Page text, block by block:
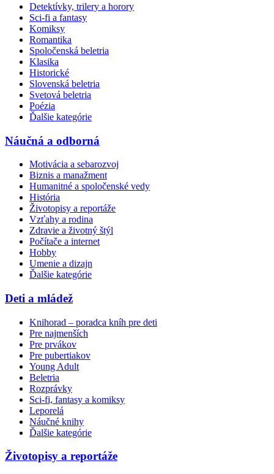
Detektívky, trilery a horory
Sci-fi a fantasy
Komiksy
Romantika
Spoločenská beletria
Klasika
Historické
Slovenská beletria
Svetová beletria
Poézia
Ďalšie kategórie
Náučná a odborná
Motivácia a sebarozvoj
Biznis a manažment
Humanitné a spoločenské vedy
História
Životopisy a reportáže
Vzťahy a rodina
Zdravie a životný štýl
Počítače a internet
Hobby
Umenie a dizajn
Ďalšie kategórie
Deti a mládež
Knihorad – poradca kníh pre deti
Pre najmenších
Pre prvákov
Pre pubertiakov
Young Adult
Beletria
Rozprávky
Sci-fi, fantasy a komiksy
Leporelá
Náučné knihy
Ďalšie kategórie
Životopisy a reportáže